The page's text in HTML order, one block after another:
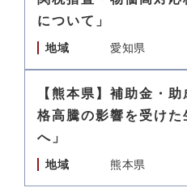
について」
地域 愛知県
【熊本県】補助金・
格高騰の影響を受けた
へ」
地域 熊本県